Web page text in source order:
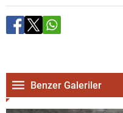
Benzer Galeriler